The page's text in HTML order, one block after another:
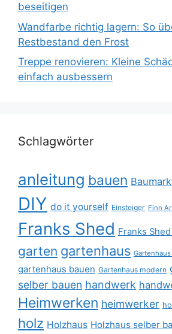
beseitigen
Wandfarbe richtig lagern: So
Restbestand den Frost
Treppe renovieren: Kleine
einfach ausbessern
Schlagwörter
anleitung bauen
DIY do it yourself Einsteiger Finn
Franks Shed Franks
garten gartenhaus
gartenhaus bauen Gartenhaus modern
selber bauen handwerk
Heimwerken heimwerker
holz Holzhaus Holzhaus selber